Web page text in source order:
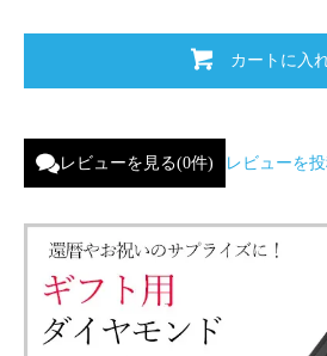
カートに入
レビューを見る(0件) レビューを